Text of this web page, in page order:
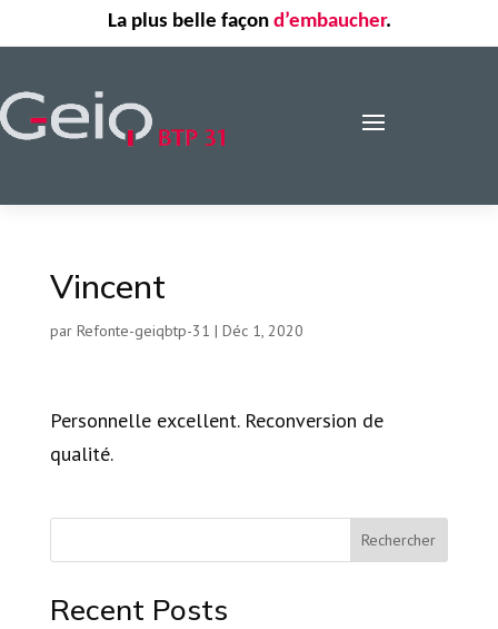
La plus belle façon d’embaucher.
Vincent
par Refonte-geiqbtp-31 | Déc 1, 2020
Personnelle excellent. Reconversion de
qualité.
Rechercher
Recent Posts